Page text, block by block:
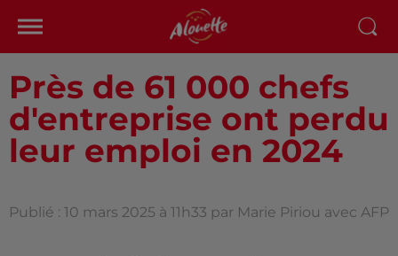
Près de 61 000 chefs
d'entreprise ont perdu
leur emploi en 2024
Publié : 10 mars 2025 à 11h33 par Marie Piriou avec AFP